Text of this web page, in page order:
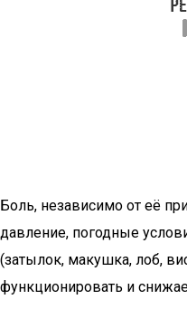
Боль, независимо от её
давление, погодные
(затылок, макушка, лоб,
функционировать и